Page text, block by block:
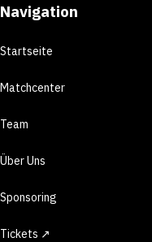
Navigation
Startseite
Matchcenter
Team
Über Uns
Sponsoring
Tickets ↗